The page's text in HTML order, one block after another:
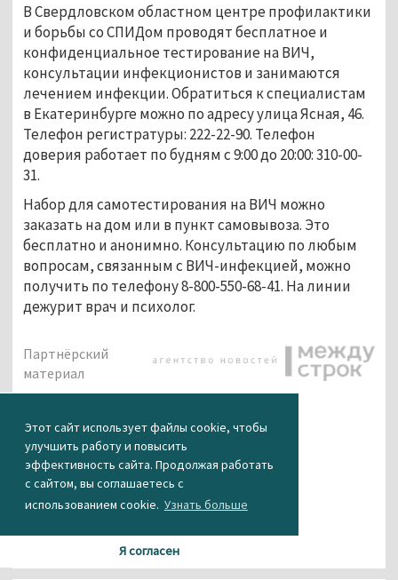
Этот сайт использует файлы cookie, чтобы
улучшить работу и повысить
эффективность сайта. Продолжая работать
с сайтом, вы соглашаетесь с
использованием cookie. Узнать больше
Я согласен
В Свердловском областном центре профилактики
и борьбы со СПИДом проводят бесплатное и
конфиденциальное тестирование на ВИЧ,
консультации инфекционистов и занимаются
лечением инфекции. Обратиться к специалистам
в Екатеринбурге можно по адресу улица Ясная, 46.
Телефон регистратуры: 222-22-90. Телефон
доверия работает по будням с 9:00 до 20:00: 310-00-
31.
Набор для самотестирования на ВИЧ можно
заказать на дом или в пункт самовывоза. Это
бесплатно и анонимно. Консультацию по любым
вопросам, связанным с ВИЧ-инфекцией, можно
получить по телефону 8-800-550-68-41. На линии
дежурит врач и психолог.
Партнёрский
материал
0 0 0 0 0